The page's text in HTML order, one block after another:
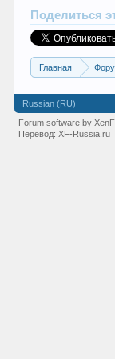
Поделиться
Главная
Russian (RU)
Forum software by
Перевод:XF-Russia.ru